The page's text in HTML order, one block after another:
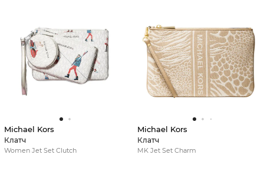
Michael Kors
Клатч
Women Jet Set Clutch
Michael Kors
Клатч
MK Jet Set Charm